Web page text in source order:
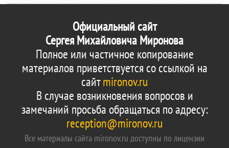
Официальный сайт
Сергея Михайловича Миронова
Полное или частичное копирование
материалов приветствуется со ссылкой на
сайтmironov.ru
В случае возникновения вопросов и
замечаний просьба обращаться по адресу:
reception@mironov.ru
Все материалы сайта mironov.ru доступны по лицензии